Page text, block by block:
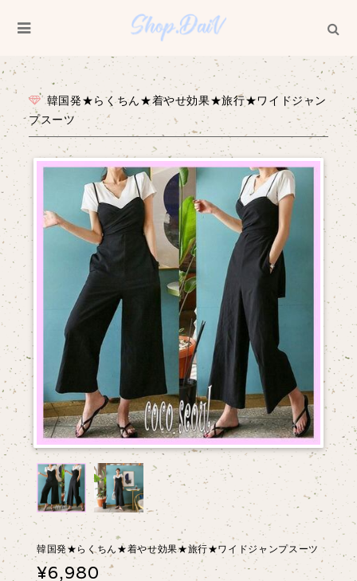
韓国発★らくちん★着やせ効果★旅行★ワイドジャン
プスーツ
韓国発★らくちん★着やせ効果★旅行★ワイドジャンプスーツ
¥6,980